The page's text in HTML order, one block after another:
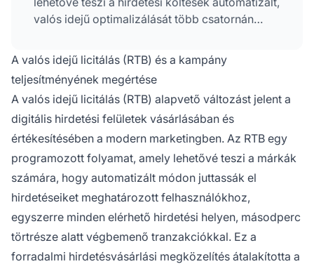
valós idejű optimalizálását több csatornán
közben, a teljesítménymutatók (például CTR,
CPC, CPA) alapján igazíthatják a licitstratégiát,
hogy maximalizálják a megtérülést.
A valós idejű licitálás (RTB) és a kampány
teljesítményének megértése
A valós idejű licitálás (RTB) alapvető változást jelent a
digitális hirdetési felületek vásárlásában és
értékesítésében a modern marketingben. Az RTB egy
programozott folyamat, amely lehetővé teszi a márkák
számára, hogy automatizált módon juttassák el
hirdetéseiket meghatározott felhasználókhoz,
egyszerre minden elérhető hirdetési helyen, másodperc
törtrésze alatt végbemenő tranzakciókkal. Ez a
forradalmi hirdetésvásárlási megközelítés átalakította a